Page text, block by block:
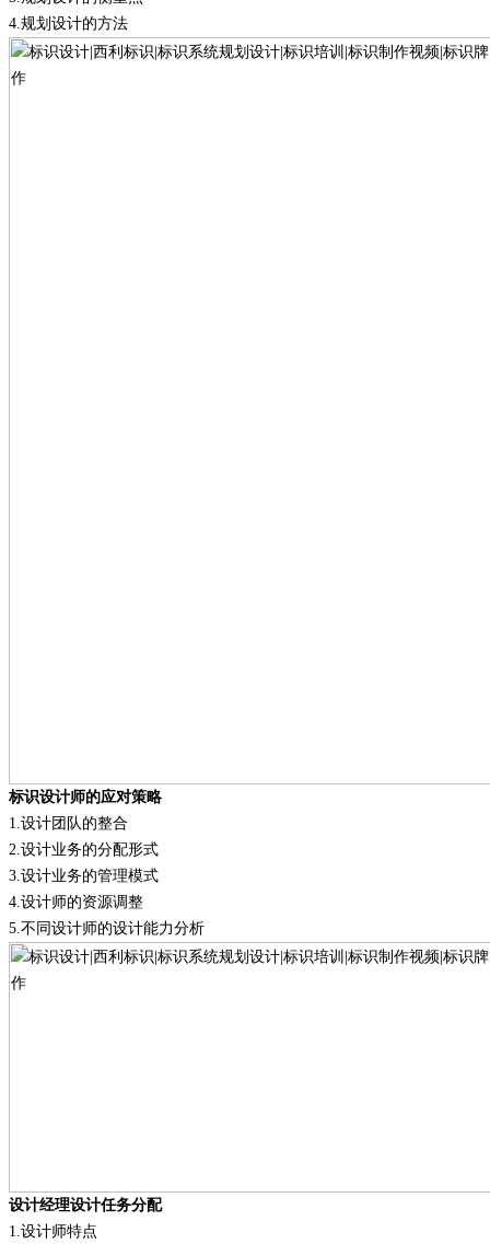
4. 规划设计的方法
标识设计师的应对策略
1. 设计团队的整合
2. 设计业务的分配形式
3. 设计业务的管理模式
4. 设计师的资源调整
5. 不同设计师的设计能力分析
设计经理设计任务分配
1. 设计师特点